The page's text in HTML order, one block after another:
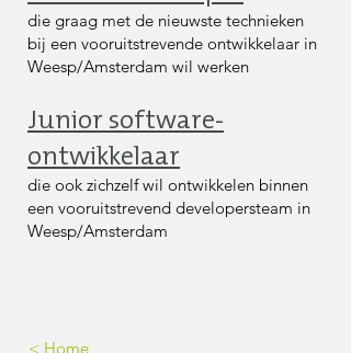
die graag met de nieuwste technieken
bij een vooruitstrevende ontwikkelaar in
Weesp/Amsterdam wil werken
Junior software-
ontwikkelaar
die ook zichzelf wil ontwikkelen binnen
een vooruitstrevend developersteam in
Weesp/Amsterdam
< Home